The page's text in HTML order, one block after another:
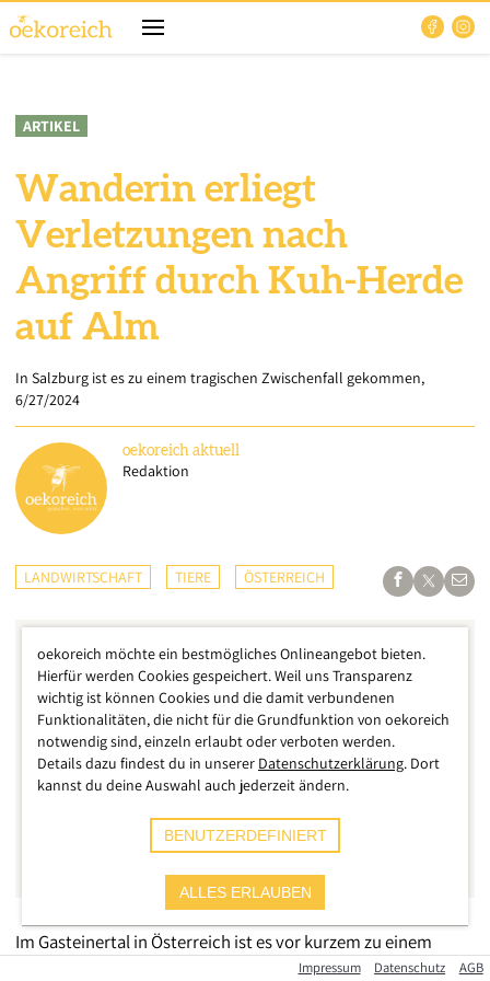
ARTIKEL
Wanderin erliegt
Verletzungen nach
Angriff durch Kuh-Herde
auf Alm
In Salzburg ist es zu einem tragischen Zwischenfall gekommen,
6/27/2024
oekoreich aktuell
Redaktion
LANDWIRTSCHAFT TIERE ÖSTERREICH
Im Gasteinertal in Österreich ist es vor kurzem zu einem
tödlichen Angriff einer Kuh-Herde gekommen. Auf der
Impressum Datenschutz AGB
oekoreich möchte ein bestmögliches Onlineangebot bieten.
Hierfür werden Cookies gespeichert. Weil uns Transparenz
wichtig ist können Cookies und die damit verbundenen
Funktionalitäten, die nicht für die Grundfunktion von oekoreich
notwendig sind, einzeln erlaubt oder verboten werden.
Details dazu findest du in unserer Datenschutzerklärung. Dort
kannst du deine Auswahl auch jederzeit ändern.
BENUTZERDEFINIERT
ALLES ERLAUBEN